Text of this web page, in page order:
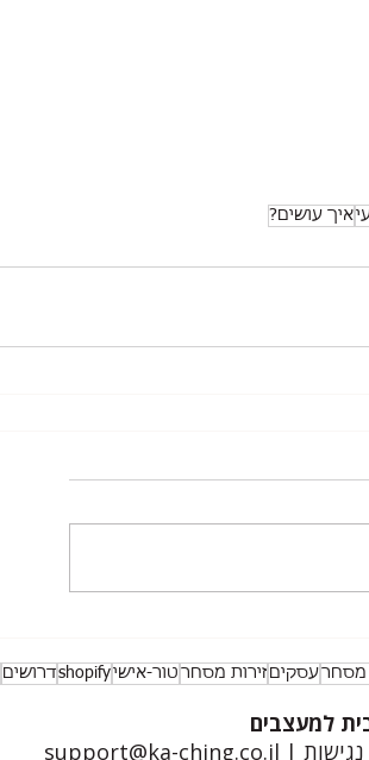
איך עושים?
מסחרעסקים זירות מסחר טור-אישיshopifyדרושים
למעצבים
|
support@ka-ching.co.il